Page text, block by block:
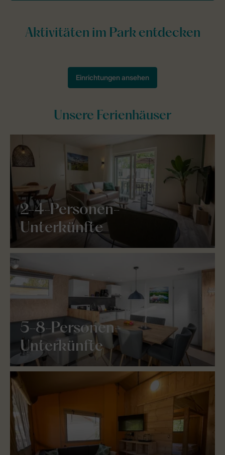
Unsere Ferienhäuser
2-4-Personen-
Unterkünfte
5-8-Personen-
Unterkünfte